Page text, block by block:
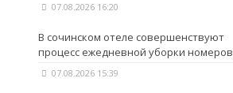
07.08.2026 16:20
В сочинском отеле совершенствуют
процесс ежедневной уборки номеров
07.08.2026 15:39